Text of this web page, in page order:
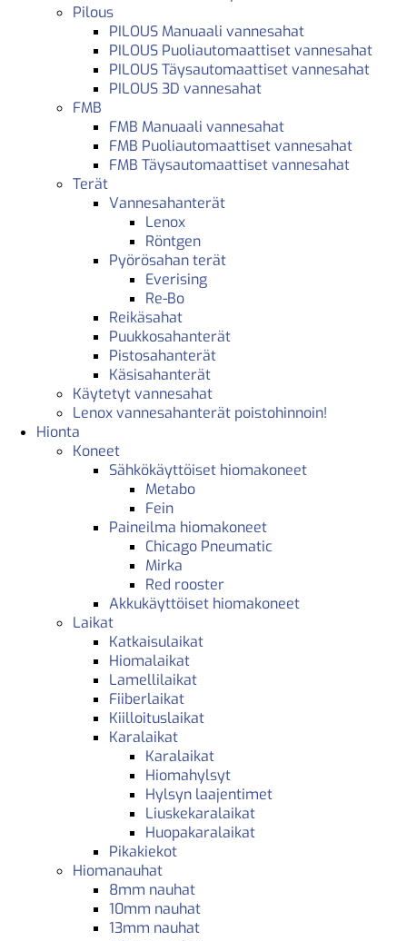
Pilous
PILOUS Manuaali vannesahat
PILOUS Puoliautomaattiset vannesahat
PILOUS Täysautomaattiset vannesahat
PILOUS 3D vannesahat
FMB
FMB Manuaali vannesahat
FMB Puoliautomaattiset vannesahat
FMB Täysautomaattiset vannesahat
Terät
Vannesahanterät
Lenox
Röntgen
Pyörösahan terät
Everising
Re-Bo
Reikäsahat
Puukkosahanterät
Pistosahanterät
Käsisahanterät
Käytetyt vannesahat
Lenox vannesahanterät poistohinnoin!
Hionta
Koneet
Sähkökäyttöiset hiomakoneet
Metabo
Fein
Paineilma hiomakoneet
Chicago Pneumatic
Mirka
Red rooster
Akkukäyttöiset hiomakoneet
Laikat
Katkaisulaikat
Hiomalaikat
Lamellilaikat
Fiiberlaikat
Kiilloituslaikat
Karalaikat
Karalaikat
Hiomahylsyt
Hylsyn laajentimet
Liuskekaralaikat
Huopakaralaikat
Pikakiekot
Hiomanauhat
8mm nauhat
10mm nauhat
13mm nauhat